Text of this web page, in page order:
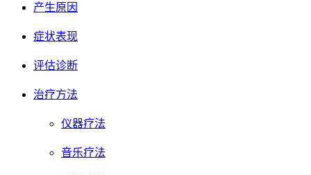
产生原因
症状表现
评估诊断
治疗方法
仪器疗法
音乐疗法